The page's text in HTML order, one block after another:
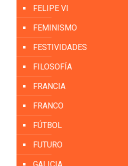
FELIPE VI
FEMINISMO
FESTIVIDADES
FILOSOFÍA
FRANCIA
FRANCO
FÚTBOL
FUTURO